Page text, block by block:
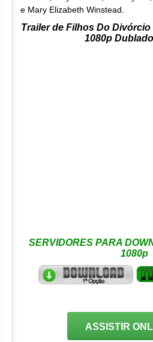
e Mary Elizabeth Winstead.
Trailer de Filhos Do
1080p
SERVIDORES PARA
1080p
ASSISTIR